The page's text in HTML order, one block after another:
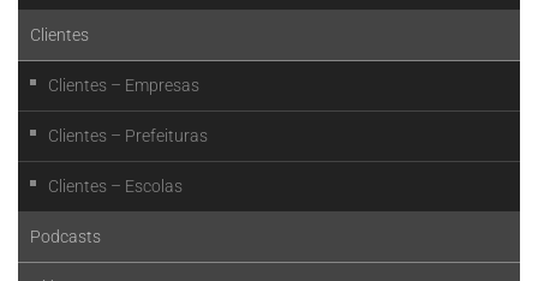
Clientes
Clientes – Empresas
Clientes – Prefeituras
Clientes – Escolas
Podcasts